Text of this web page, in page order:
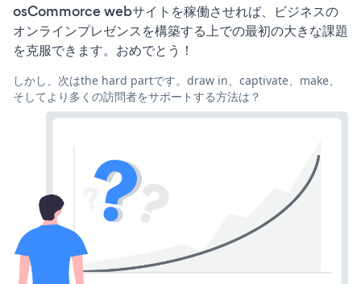
osCommorce webサイトを稼働させれば、ビジネスの
オンラインプレゼンスを構築する上での最初の大きな課題
を克服できます。おめでとう！
しかし、次はthe hard partです。draw in、captivate、make、
そしてより多くの訪問者をサポートする方法は？